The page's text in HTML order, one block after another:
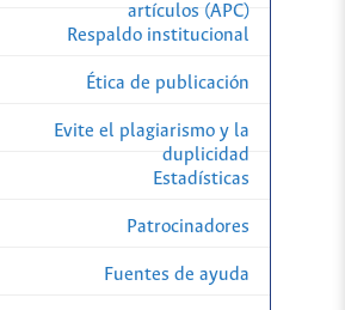
artículos (APC)
Respaldo institucional
Ética de publicación
Evite el plagiarismo y la
duplicidad
Estadísticas
Patrocinadores
Fuentes de ayuda